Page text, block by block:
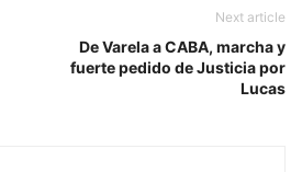
Next article
De Varela a CABA, marcha y
fuerte pedido de Justicia por
Lucas